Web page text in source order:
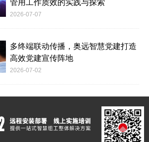
管用工作质效的实践与探索
2026-07-07
多终端联动传播，奥远智慧党建打造
高效党建宣传阵地
2026-07-02